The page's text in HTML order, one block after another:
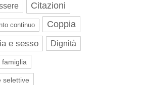
Citazioni
continuo Coppia
e sesso Dignità
selettive